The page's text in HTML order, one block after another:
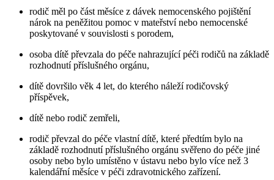
rodič měl po část měsíce z dávek nemocenského pojištění
nárok na peněžitou pomoc v mateřství nebo nemocenské
poskytované v souvislosti s porodem,
osoba dítě převzala do péče nahrazující péči rodičů na základě
rozhodnutí příslušného orgánu,
dítě dovršilo věk 4 let, do kterého náleží rodičovský
příspěvek,
dítě nebo rodič zemřeli,
rodič převzal do péče vlastní dítě, které předtím bylo na
základě rozhodnutí příslušného orgánu svěřeno do péče jiné
osoby nebo bylo umístěno v ústavu nebo bylo více než 3
kalendářní měsíce v péči zdravotnického zařízení.